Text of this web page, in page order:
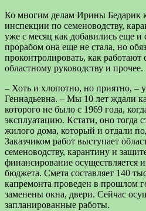
Ко многим делам Ирины Бедарик
инспекции по семеноводству,
уже с месяц как добавились еще и
прорабом она еще не стала, но
проконтролировать, как работают
областному руководству и прочее.
– Хоть и хлопотно, но приятно, –
Геннадьевна. – Мы 10 лет ждали
которого не было с 1969 года,
эксплуатацию. Кстати, оно тогда
жилого дома, который и отдали
Заказчиком работ выступает
семеноводству, карантину и
финансирование осуществляется
бюджета. Смета составляет 140
капремонта проведен в прошлом
заменены окна, двери. Сейчас
запланированные работы.